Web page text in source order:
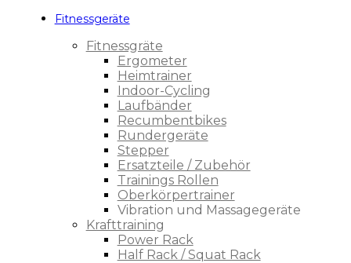
Fitnessgeräte
Fitnessgräte
Ergometer
Heimtrainer
Indoor-Cycling
Laufbänder
Recumbentbikes
Rundergeräte
Stepper
Ersatzteile / Zubehör
Trainings Rollen
Oberkörpertrainer
Vibration und Massagegeräte
Krafttraining
Power Rack
Half Rack / Squat Rack